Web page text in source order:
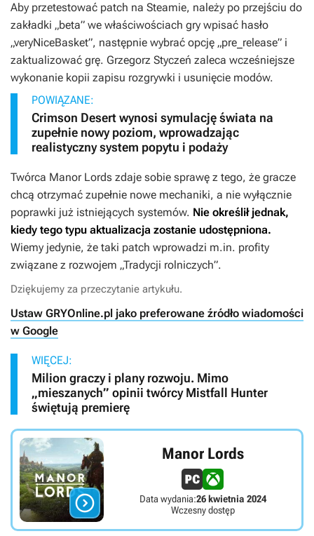
Aby przetestować patch na Steamie, należy po przejściu do
zakładki „beta” we właściwościach gry wpisać hasło
„veryNiceBasket”, następnie wybrać opcję „pre_release” i
zaktualizować grę. Grzegorz Styczeń zaleca wcześniejsze
wykonanie kopii zapisu rozgrywki i usunięcie modów.
POWIĄZANE:
Crimson Desert wynosi symulację świata na
zupełnie nowy poziom, wprowadzając
realistyczny system popytu i podaży
Twórca Manor Lords zdaje sobie sprawę z tego, że gracze
chcą otrzymać zupełnie nowe mechaniki, a nie wyłącznie
poprawki już istniejących systemów. Nie określił jednak,
kiedy tego typu aktualizacja zostanie udostępniona.
Wiemy jedynie, że taki patch wprowadzi m.in. profity
związane z rozwojem „Tradycji rolniczych”.
Dziękujemy za przeczytanie artykułu.
Ustaw GRYOnline.pl jako preferowane źródło wiadomości
w Google
WIĘCEJ:
Milion graczy i plany rozwoju. Mimo
„mieszanych” opinii twórcy Mistfall Hunter
świętują premierę

Manor Lords
Data wydania:26 kwietnia 2024
Wczesny dostęp